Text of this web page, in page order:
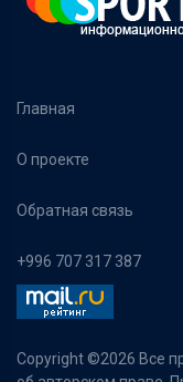
Главная
О проекте
Обратная связь
+996 707 317 387
Copyright ©2026 Все